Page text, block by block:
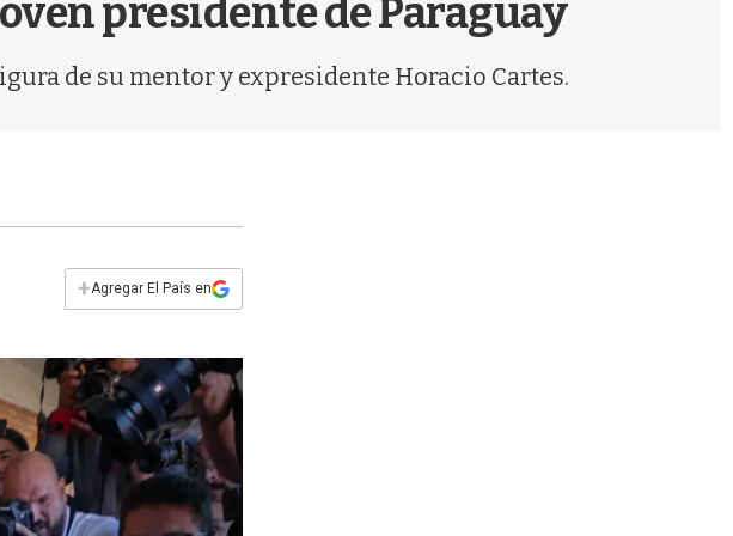
presidente de Paraguay
de su mentor y expresidente Horacio Cartes.
+Agregar El País en